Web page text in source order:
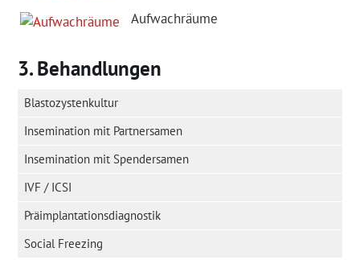
Aufwachräume
Behandlungen
Blastozystenkultur
Insemination mit Partnersamen
Insemination mit Spendersamen
IVF / ICSI
Präimplantationsdiagnostik
Social Freezing